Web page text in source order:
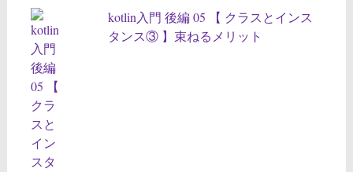
kotlin入門 後編 05 【 クラスとインス
タンス③ 】束ねるメリット